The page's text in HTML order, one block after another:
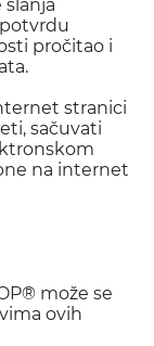
pročitao i
stranici
sačuvati
na internet
može se
ovih